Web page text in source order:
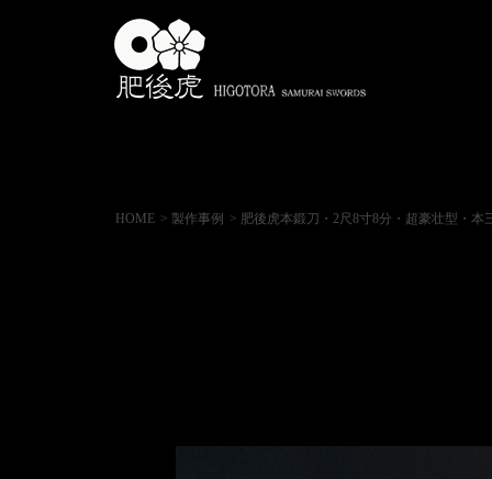
HOME > 製作事例 > 肥後虎本鍛刀・2尺8寸8分・超豪壮型・